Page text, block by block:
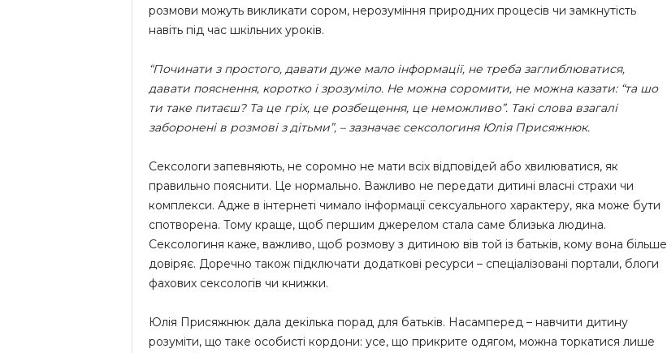
розмови можуть викликати сором, нерозуміння природних процесів чи замкнутість
навіть під час шкільних уроків.
“Починати з простого, давати дуже мало інформації, не треба заглиблюватися,
давати пояснення, коротко і зрозуміло. Не можна соромити, не можна казати: “та шо
ти таке питаєш? Та це гріх, це розбещення, це неможливо”. Такі слова взагалі
заборонені в розмові з дітьми”, – зазначає сексологиня Юлія Присяжнюк.
Сексологи запевняють, не соромно не мати всіх відповідей або хвилюватися, як
правильно пояснити. Це нормально. Важливо не передати дитині власні страхи чи
комплекси. Адже в інтернеті чимало інформації сексуального характеру, яка може бути
спотворена. Тому краще, щоб першим джерелом стала саме близька людина.
Сексологиня каже, важливо, щоб розмову з дитиною вів той із батьків, кому вона більше
довіряє. Доречно також підключати додаткові ресурси – спеціалізовані портали, блоги
фахових сексологів чи книжки.
Юлія Присяжнюк дала декілька порад для батьків. Насамперед – навчити дитину
розуміти, що таке особисті кордони: усе, що прикрите одягом, можна торкатися лише